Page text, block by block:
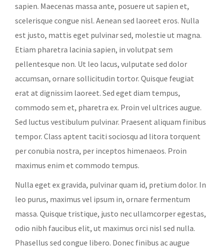
sapien. Maecenas massa ante, posuere ut sapien et,
scelerisque congue nisl. Aenean sed laoreet eros. Nulla
est justo, mattis eget pulvinar sed, molestie ut magna.
Etiam pharetra lacinia sapien, in volutpat sem
pellentesque non. Ut leo lacus, vulputate sed dolor
accumsan, ornare sollicitudin tortor. Quisque feugiat
erat at dignissim laoreet. Sed eget diam tempus,
commodo sem et, pharetra ex. Proin vel ultrices augue.
Sed luctus vestibulum pulvinar. Praesent aliquam finibus
tempor. Class aptent taciti sociosqu ad litora torquent
per conubia nostra, per inceptos himenaeos. Proin
maximus enim et commodo tempus.
Nulla eget ex gravida, pulvinar quam id, pretium dolor. In
leo purus, maximus vel ipsum in, ornare fermentum
massa. Quisque tristique, justo nec ullamcorper egestas,
odio nibh faucibus elit, ut maximus orci nisl sed nulla.
Phasellus sed congue libero. Donec finibus ac augue